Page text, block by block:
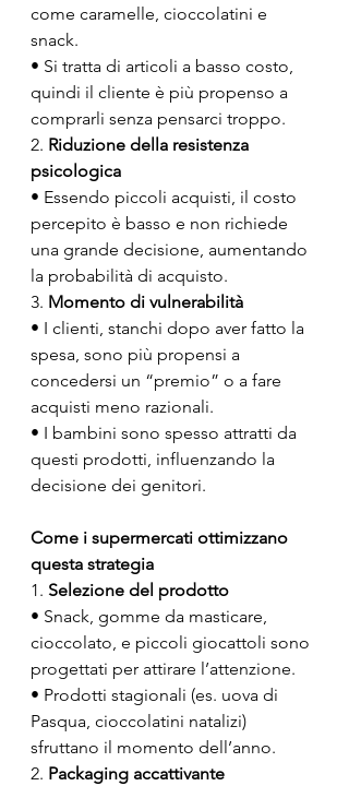
come caramelle, cioccolatini e
snack.
• Si tratta di articoli a basso costo,
quindi il cliente è più propenso a
comprarli senza pensarci troppo.
2. Riduzione della resistenza
psicologica
• Essendo piccoli acquisti, il costo
percepito è basso e non richiede
una grande decisione, aumentando
la probabilità di acquisto.
3. Momento di vulnerabilità
• I clienti, stanchi dopo aver fatto la
spesa, sono più propensi a
concedersi un “premio” o a fare
acquisti meno razionali.
• I bambini sono spesso attratti da
questi prodotti, influenzando la
decisione dei genitori.
Come i supermercati ottimizzano
questa strategia
1. Selezione del prodotto
• Snack, gomme da masticare,
cioccolato, e piccoli giocattoli sono
progettati per attirare l’attenzione.
• Prodotti stagionali (es. uova di
Pasqua, cioccolatini natalizi)
sfruttano il momento dell’anno.
2. Packaging accattivante